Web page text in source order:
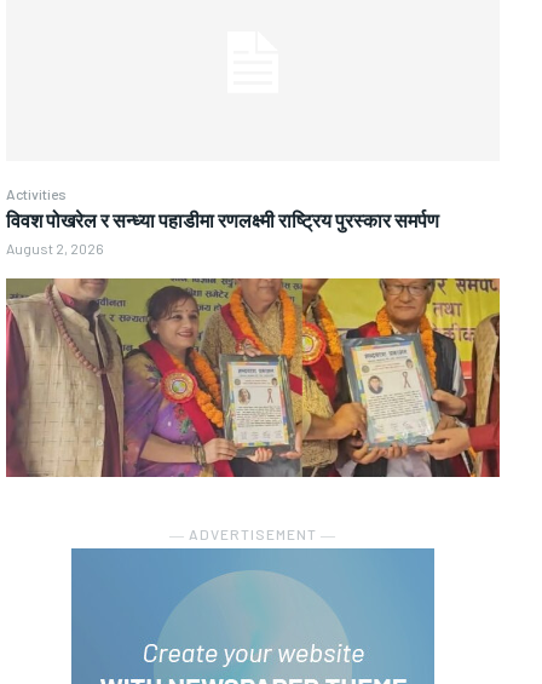
Activities
विवश पोखरेल र सन्ध्या पहाडीमा रणलक्ष्मी राष्ट्रिय पुरस्कार समर्पण
August 2, 2026
― ADVERTISEMENT ―